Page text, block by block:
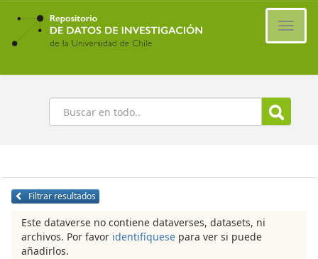
Ir
contenido
principal
Buscar
Filtrar resultados
Este dataverse no contiene dataverses, datasets, ni
archivos. Por favor identifíquese para ver si puede
añadirlos.